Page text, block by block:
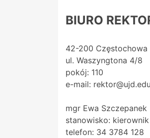
BIURO
42-200 Częstochowa
ul. Waszyngtona 4/8
pokój: 110
e-mail:
mgr Ewa Szczepanek
stanowisko:
telefon: 34 3784 128